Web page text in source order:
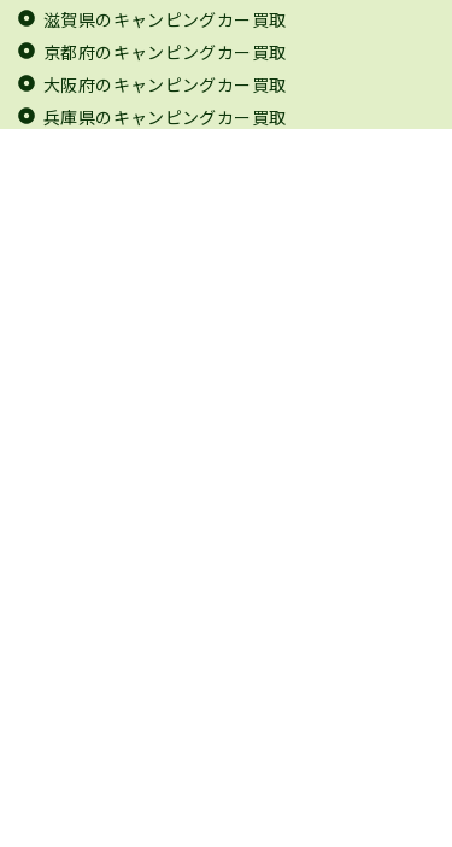
滋賀県のキャンピングカー買取
京都府のキャンピングカー買取
大阪府のキャンピングカー買取
兵庫県のキャンピングカー買取